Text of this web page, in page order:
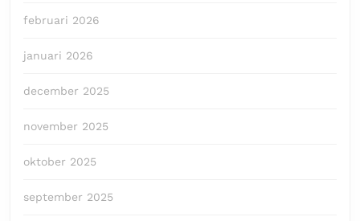
februari 2026
januari 2026
december 2025
november 2025
oktober 2025
september 2025